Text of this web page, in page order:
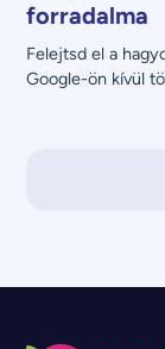
forradalma
Felejtsd el a
Google-ön kívül